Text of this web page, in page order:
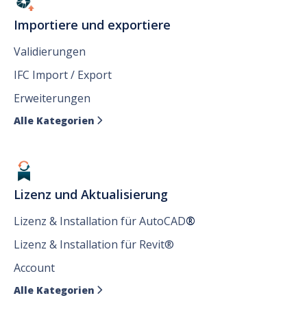
Importiere und exportiere
Validierungen
IFC Import / Export
Erweiterungen
Alle Kategorien 
Lizenz und Aktualisierung
Lizenz & Installation für AutoCAD®
Lizenz & Installation für Revit®
Account
Alle Kategorien 